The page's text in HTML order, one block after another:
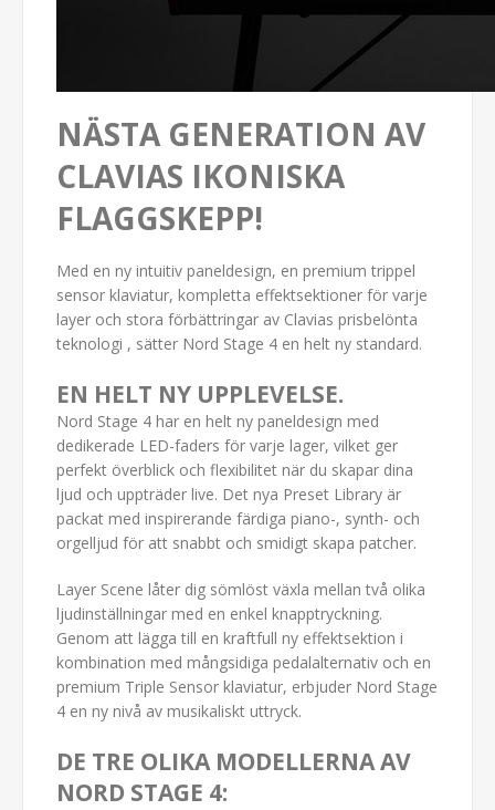
NÄSTA GENERATION AV
CLAVIAS IKONISKA
FLAGGSKEPP!
Med en ny intuitiv paneldesign, en premium trippel
sensor klaviatur, kompletta effektsektioner för varje
layer och stora förbättringar av Clavias prisbelönta
teknologi , sätter Nord Stage 4 en helt ny standard.
EN HELT NY UPPLEVELSE.
Nord Stage 4 har en helt ny paneldesign med
dedikerade LED-faders för varje lager, vilket ger
perfekt överblick och flexibilitet när du skapar dina
ljud och uppträder live. Det nya Preset Library är
packat med inspirerande färdiga piano-, synth- och
orgelljud för att snabbt och smidigt skapa patcher.
Layer Scene låter dig sömlöst växla mellan två olika
ljudinställningar med en enkel knapptryckning.
Genom att lägga till en kraftfull ny effektsektion i
kombination med mångsidiga pedalalternativ och en
premium Triple Sensor klaviatur, erbjuder Nord Stage
4 en ny nivå av musikaliskt uttryck.
DE TRE OLIKA MODELLERNA AV
NORD STAGE 4: